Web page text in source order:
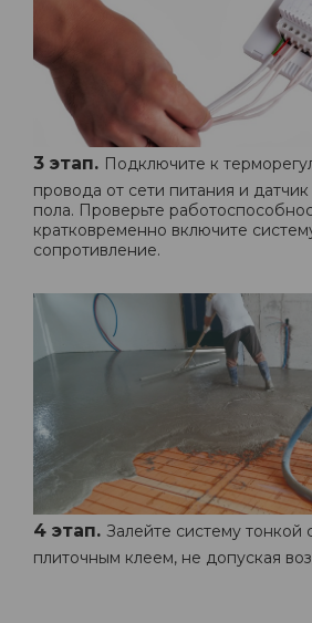
3 этап. Подключите к
провода от сети питания и
пола. Проверьте
кратковременно включите
сопротивление.
4 этап. Залейте систему тонкой
плиточным клеем, не допуская